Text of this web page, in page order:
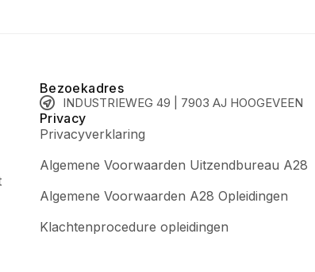
Bezoekadres
INDUSTRIEWEG 49 | 7903 AJ HOOGEVEEN
Privacy
Privacyverklaring
Algemene Voorwaarden Uitzendbureau A28
Algemene Voorwaarden A28 Opleidingen
Klachtenprocedure opleidingen